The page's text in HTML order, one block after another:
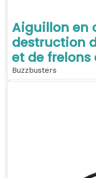
Aiguillon en
destruction
et de
Buzzbusters